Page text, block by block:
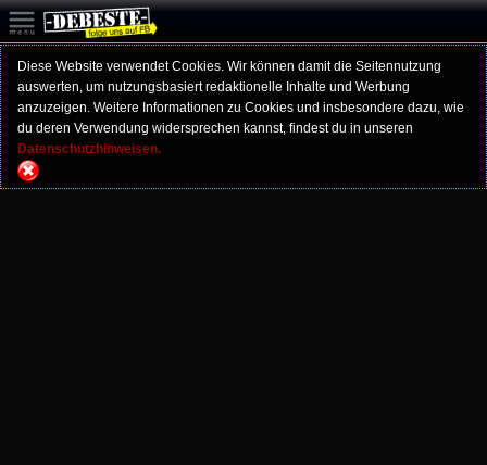
Diese Website verwendet Cookies. Wir können damit die Seitennutzung
auswerten, um nutzungsbasiert redaktionelle Inhalte und Werbung
anzuzeigen. Weitere Informationen zu Cookies und insbesondere dazu, wie
du deren Verwendung widersprechen kannst, findest du in unseren
Datenschutzhinweisen.